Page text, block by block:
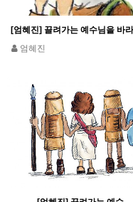
엄혜진